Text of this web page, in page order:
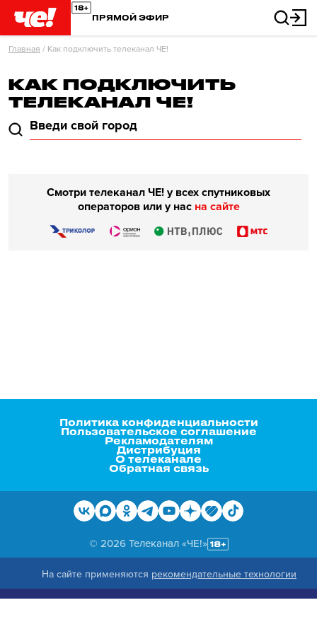
ПРЯМОЙ ЭФИР
Главная / Как подключить телеканал ЧЕ!
КАК ПОДКЛЮЧИТЬ
ТЕЛЕКАНАЛ ЧЕ!
Смотри телеканал ЧЕ! у всех спутниковых
операторов или у нас на сайте
Политика конфиденциальности
Пользовательское соглашение
Рекламодателям
Дистрибуция
О телеканале
Обратная связь
© 2026 Телеканал «ЧЕ!»
На сайте применяются рекомендательные технологии